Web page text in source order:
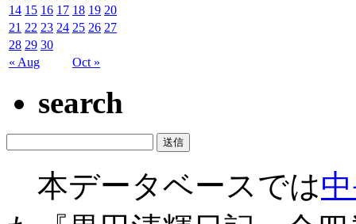
« Aug Oct »
14 15 16 17 18 19 20
21 22 23 24 25 26 27
28 29 30
search
本データベースでは